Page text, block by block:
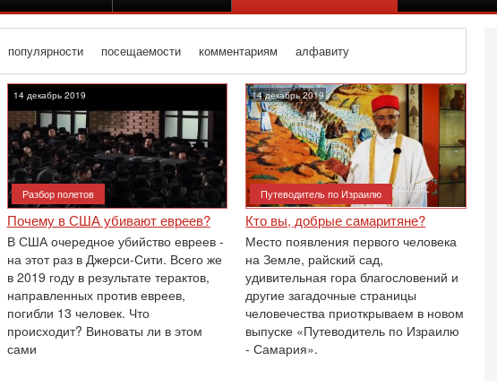
популярности посещаемости комментариям алфавиту
14 декабрь 2019
Разбор полетов
Почему в США убивают евреев?
В США очередное убийство евреев -
на этот раз в Джерси-Сити. Всего же
в 2019 году в результате терактов,
направленных против евреев,
погибли 13 человек. Что
происходит? Виноваты ли в этом
сами
14 декабрь 2019
Путеводитель по Израилю
Кто вы, добрые самаритяне?
Место появления первого человека
на Земле, райский сад,
удивительная гора благословений и
другие загадочные страницы
человечества приоткрываем в новом
выпуске «Путеводитель по Израилю
- Самария».